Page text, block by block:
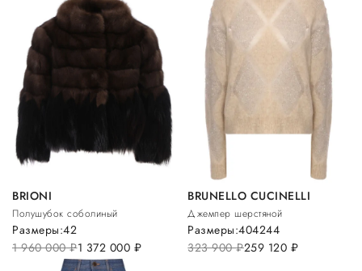
BRIONI
Полушубок соболиный
1 960 000руб.1 372 000 руб.
Размеры:42
BRUNELLO CUCINELLI
Джемпер шерстяной
323 900руб.259 120 руб.
Размеры:404244